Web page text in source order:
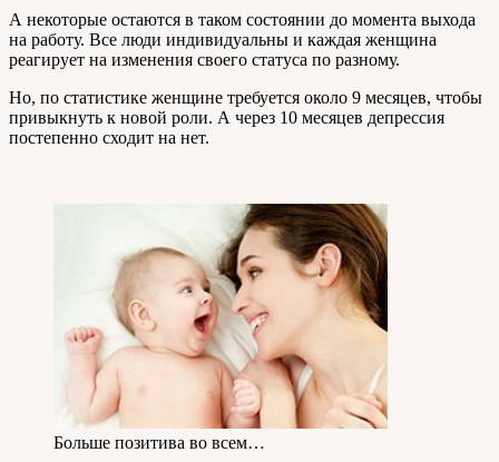
А некоторые остаются в таком состоянии до момента выхода
на работу. Все люди индивидуальны и каждая женщина
реагирует на изменения своего статуса по разному.
Но, по статистике женщине требуется около 9 месяцев, чтобы
привыкнуть к новой роли. А через 10 месяцев депрессия
постепенно сходит на нет.
Больше позитива во всем…